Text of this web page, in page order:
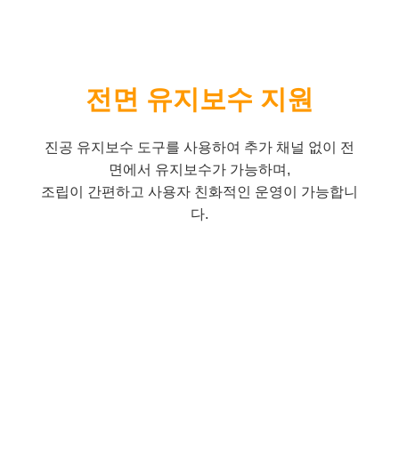
전면 유지보수 지원
진공 유지보수 도구를 사용하여 추가 채널 없이 전
면에서 유지보수가 가능하며,
조립이 간편하고 사용자 친화적인 운영이 가능합니
다.